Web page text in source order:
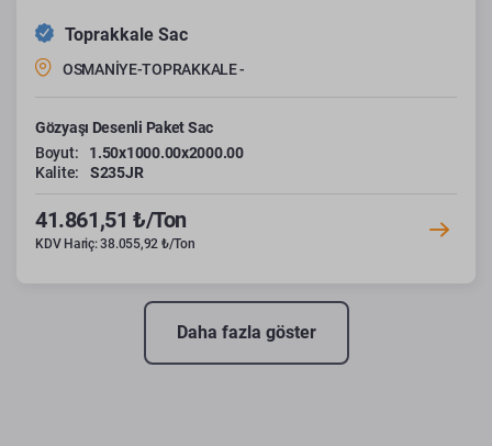
Toprakkale Sac
OSMANİYE-TOPRAKKALE -
Gözyaşı Desenli Paket Sac
Boyut:
1.50x1000.00x2000.00
Kalite:
S235JR
41.861,51 ₺/Ton
KDV Hariç: 38.055,92 ₺/Ton
Daha fazla göster